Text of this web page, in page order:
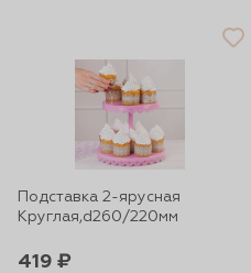
Подставка 2-ярусная
Круглая,d260/220мм
419 ₽